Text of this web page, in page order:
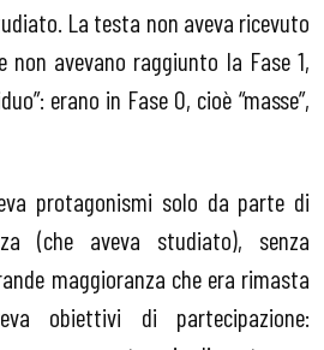
La testa non aveva ricevuto
non avevano raggiunto la Fase 1,
erano in Fase 0, cioè “masse”,
protagonismi solo da parte di
(che aveva studiato), senza
maggioranza che era rimasta
obiettivi di partecipazione: